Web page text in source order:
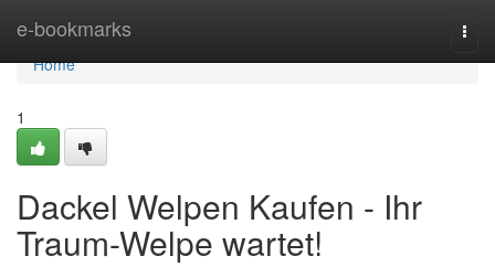
e-bookmarks
Home
Home
1
Dackel Welpen Kaufen - Ihr
Traum-Welpe wartet!